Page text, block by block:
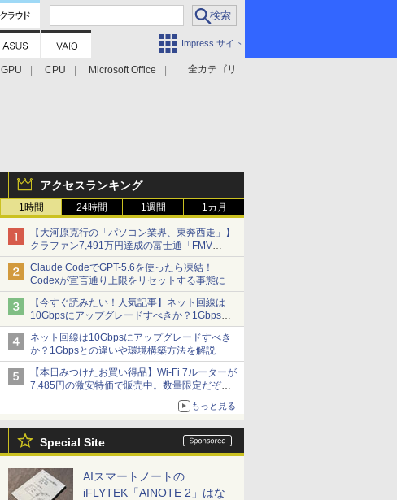
Impress サイト
全カテゴリ
GPU CPU
Microsoft Office
アクセスランキング
1時間 24時間 1週間 1カ月
【大河原克行の「パソコン業界、東奔西走」】
クラファン7,491万円達成の富士通「FMV
Keyboard X」、極限の静音化を追求
Claude CodeでGPT-5.6を使ったら凍結！
Codexが宣言通り上限をリセットする事態に
【今すぐ読みたい！人気記事】ネット回線は
10Gbpsにアップグレードすべきか？1Gbpsと
の違いや環境構築方法を解説 - PC Watch
ネット回線は10Gbpsにアップグレードすべき
か？1Gbpsとの違いや環境構築方法を解説
【本日みつけたお買い得品】Wi-Fi 7ルーターが
7,485円の激安特価で販売中。数量限定だぞ急
もっと見る
Special Site
AIスマートノートの
iFLYTEK「AINOTE 2」はな